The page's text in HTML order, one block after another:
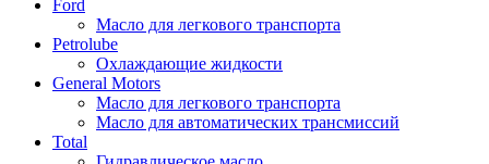
Ford
Масло для легкового транспорта
Petrolube
Охлаждающие жидкости
General Motors
Масло для легкового транспорта
Масло для автоматических трансмиссий
Total